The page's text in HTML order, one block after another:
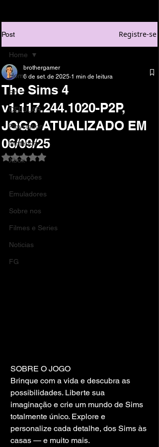
Post Registre-se
Home
Pc
CELULAR
Playstation
Nintendo
Xbox
Traduções
Emuladores
Sobre nos
Filmes e Series
Noticias
FG
Home
The Sims 4
v1.117.244.1020-P2P,
JOGO ATUALIZADO EM
06/09/25
brothergamer
6 de set. de 2025 1 min de leitura
Avaliado com NaN de 5 estrelas.
SOBRE O JOGO
Brinque com a vida e descubra as
possibilidades. Liberte sua
imaginação e crie um mundo de Sims
totalmente único. Explore e
personalize cada detalhe, dos Sims às
casas — e muito mais.